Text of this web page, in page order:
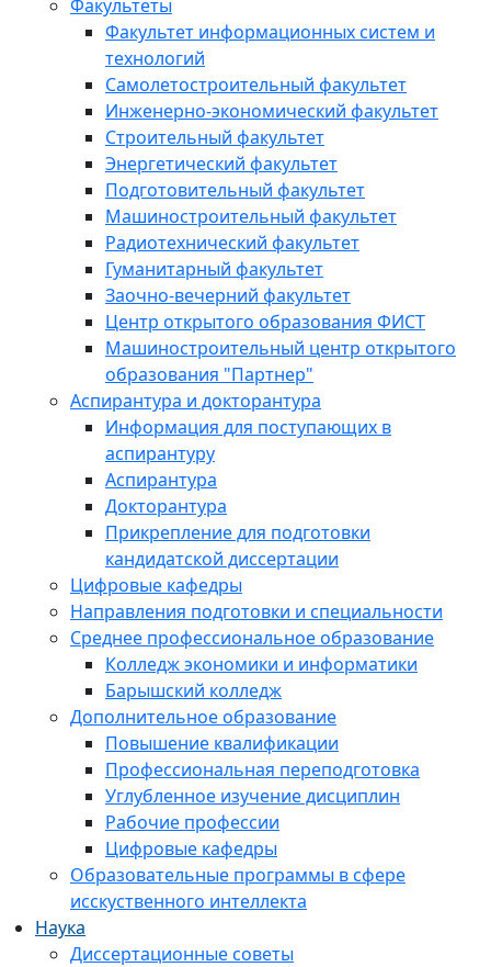
Факультеты
Факультет информационных систем и
технологий
Самолетостроительный факультет
Инженерно-экономический факультет
Строительный факультет
Энергетический факультет
Подготовительный факультет
Машиностроительный факультет
Радиотехнический факультет
Гуманитарный факультет
Заочно-вечерний факультет
Центр открытого образования ФИСТ
Машиностроительный центр открытого
образования "Партнер"
Аспирантура и докторантура
Информация для поступающих в
аспирантуру
Аспирантура
Докторантура
Прикрепление для подготовки
кандидатской диссертации
Цифровые кафедры
Направления подготовки и специальности
Среднее профессиональное образование
Колледж экономики и информатики
Барышский колледж
Дополнительное образование
Повышение квалификации
Профессиональная переподготовка
Углубленное изучение дисциплин
Рабочие профессии
Цифровые кафедры
Образовательные программы в сфере
исскуственного интеллекта
Наука
Диссертационные советы